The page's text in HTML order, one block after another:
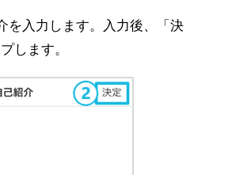
を入力します。入力後、「決
します。